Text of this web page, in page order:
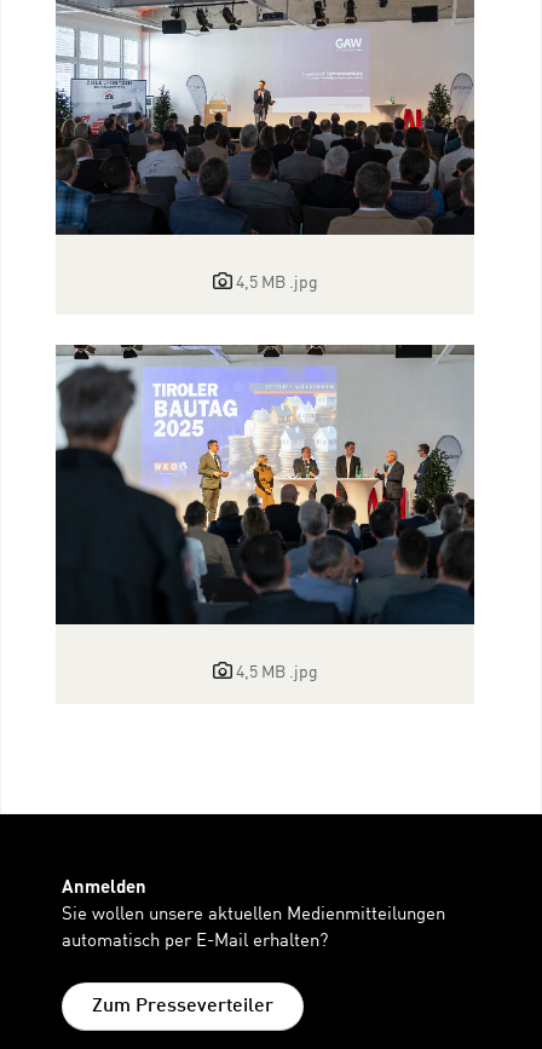
4,5 MB .jpg
4,5 MB .jpg
Anmelden
Sie wollen unsere aktuellen Medienmitteilungen
automatisch per E-Mail erhalten?
Zum Presseverteiler